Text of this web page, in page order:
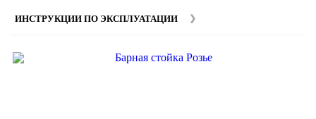
ИНСТРУКЦИИ ПО ЭКСПЛУАТАЦИИ